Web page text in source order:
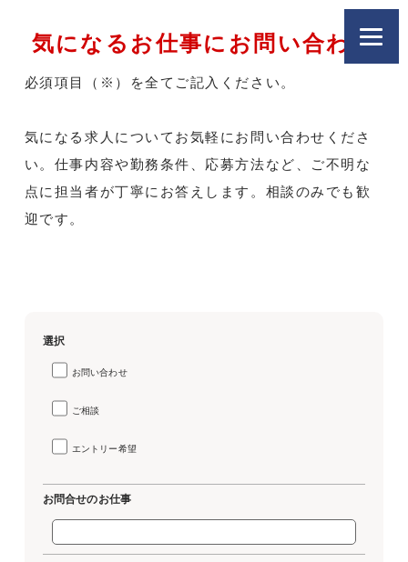
気になるお仕事にお問い合わせ
必須項目（※）を全てご記入ください。
気になる求人についてお気軽にお問い合わせくださ
い。仕事内容や勤務条件、応募方法など、ご不明な
点に担当者が丁寧にお答えします。相談のみでも歓
迎です。
選択
お問い合わせ
ご相談
エントリー希望
お問合せのお仕事